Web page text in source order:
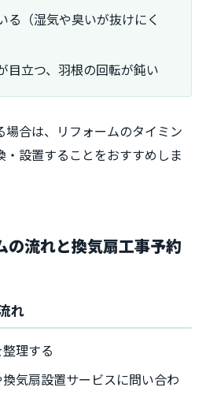
る（湿気や臭いが抜けにく
目立つ、羽根の回転が鈍い
場合は、リフォームのタイミン
設置することをおすすめしま
の流れと換気扇工事予約
れ
理する
気扇設置サービスに問い合わ